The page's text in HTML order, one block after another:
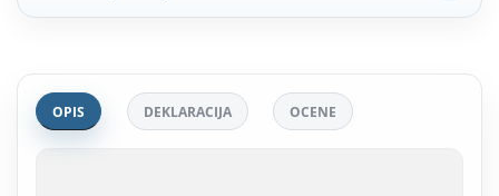
OPIS DEKLARACIJA OCENE